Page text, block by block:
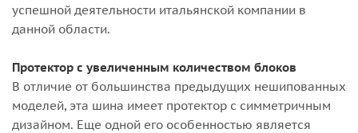
успешной деятельности итальянской компании в
данной области.
Протектор с увеличенным количеством блоков
В отличие от большинства предыдущих нешипованных
моделей, эта шина имеет протектор с симметричным
дизайном. Еще одной его особенностью является